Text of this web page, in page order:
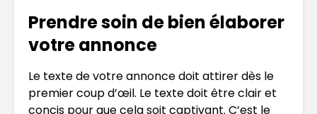
Prendre soin de bien élaborer
votre annonce
Le texte de votre annonce doit attirer dès le
premier coup d’œil. Le texte doit être clair et
concis pour que cela soit captivant. C’est le